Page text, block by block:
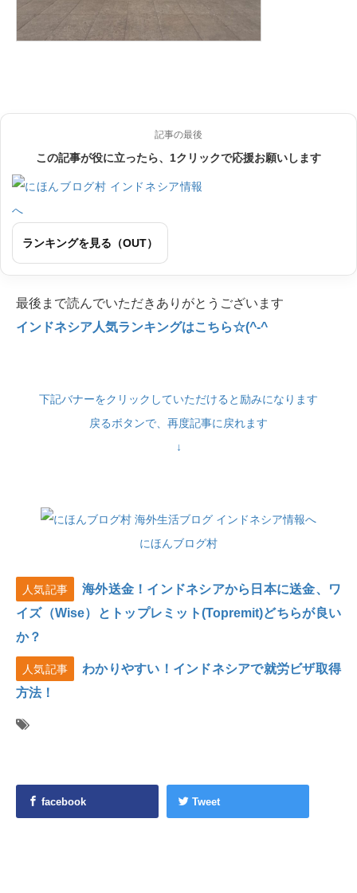
記事の最後
この記事が役に立ったら、1クリックで応援お願いします
ランキングを見る（OUT）
最後まで読んでいただきありがとうございます
インドネシア人気ランキングはこちら☆(^-^
下記バナーをクリックしていただけると励みになります
戻るボタンで、再度記事に戻れます
↓
にほんブログ村
人気記事
海外送金！インドネシアから日本に送金、ワ
イズ（Wise）とトップレミット(Topremit)どちらが良い
か？
人気記事
わかりやすい！インドネシアで就労ビザ取得
方法！
facebook Tweet